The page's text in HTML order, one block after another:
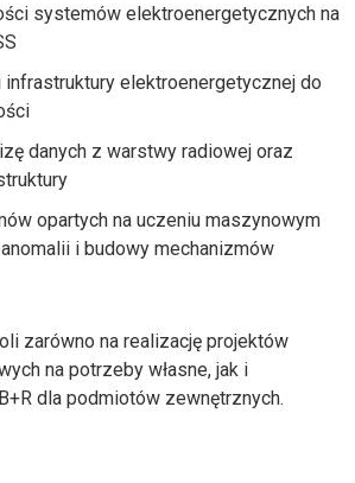
systemów elektroenergetycznych na
elektroenergetycznej do
danych z warstwy radiowej oraz
opartych na uczeniu maszynowym
i budowy mechanizmów
zarówno na realizację projektów
na potrzeby własne, jak i
dla podmiotów zewnętrznych.